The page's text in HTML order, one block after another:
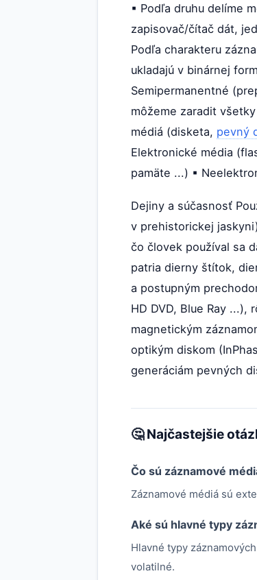
▪ Podľa druhu delíme
zapisovač/čítač dát,
Podľa charakteru
ukladajú v binárnej
Semipermanentné
môžeme zaradit
médiá (disketa, pevný
Elektronické média
pamäte ...) ▪
Dejiny a súčasnosť
v prehistorickej
čo človek používal sa
patria dierny štítok,
a postupným
HD DVD, Blue Ray
magnetickým
optikým diskom
generáciám pevných
🤔 Najčastejšie
Čo sú záznamové
Záznamové médiá sú
Aké sú hlavné typy
Hlavné typy
volatilné.